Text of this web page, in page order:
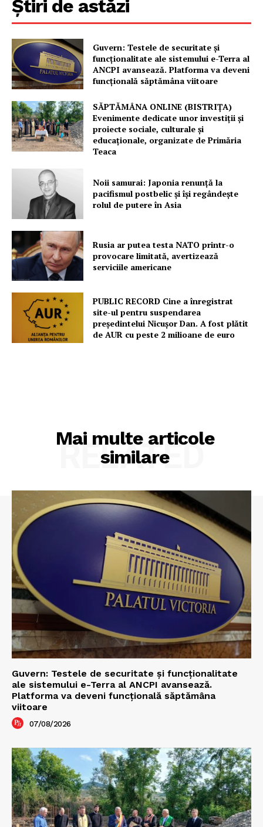
Un proiect
FREEDOM HOUSE ROMÂNIA
PRESShub
Despre noi / Echipa
Proiecte editoriale
Rețea
Contact
Știri de astăzi
Guvern: Testele de securitate și
funcționalitate ale sistemului e-Terra al
ANCPI avansează. Platforma va deveni
funcțională săptămâna viitoare
SĂPTĂMÂNA ONLINE (BISTRIȚA)
Evenimente dedicate unor investiții și
proiecte sociale, culturale și
educaționale, organizate de Primăria
Teaca
Noii samurai: Japonia renunță la
pacifismul postbelic și își regândește
rolul de putere în Asia
Rusia ar putea testa NATO printr-o
provocare limitată, avertizează
serviciile americane
PUBLIC RECORD Cine a înregistrat
site-ul pentru suspendarea
președintelui Nicușor Dan. A fost plătit
de AUR cu peste 2 milioane de euro
Mai multe articole
similare
RELATED
Guvern: Testele de securitate și funcționalitate
ale sistemului e-Terra al ANCPI avansează.
Platforma va deveni funcțională săptămâna
viitoare
07/08/2026